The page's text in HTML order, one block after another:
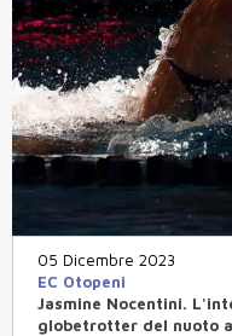
05 Dicembre 2023
EC Otopeni
Jasmine Nocentini.
globetrotter del nuoto